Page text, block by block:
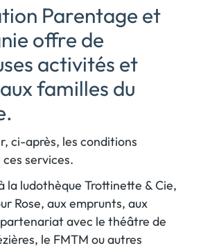
Parentage et
offre de
activités et
familles du
ci-après, les conditions
services.
la ludothèque Trottinette & Cie,
Rose, aux emprunts, aux
avec le théâtre de
le FMTM ou autres